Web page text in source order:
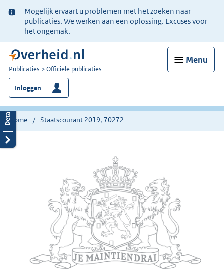
Ter
informatie:
Mogelijk ervaart u problemen met het zoeken naar
publicaties. We werken aan een oplossing. Excuses voor
het ongemak.
Menu
U
bent
nu
hier:
Publicaties Officiële publicaties
Inloggen
Home Staatscourant 2019, 70272